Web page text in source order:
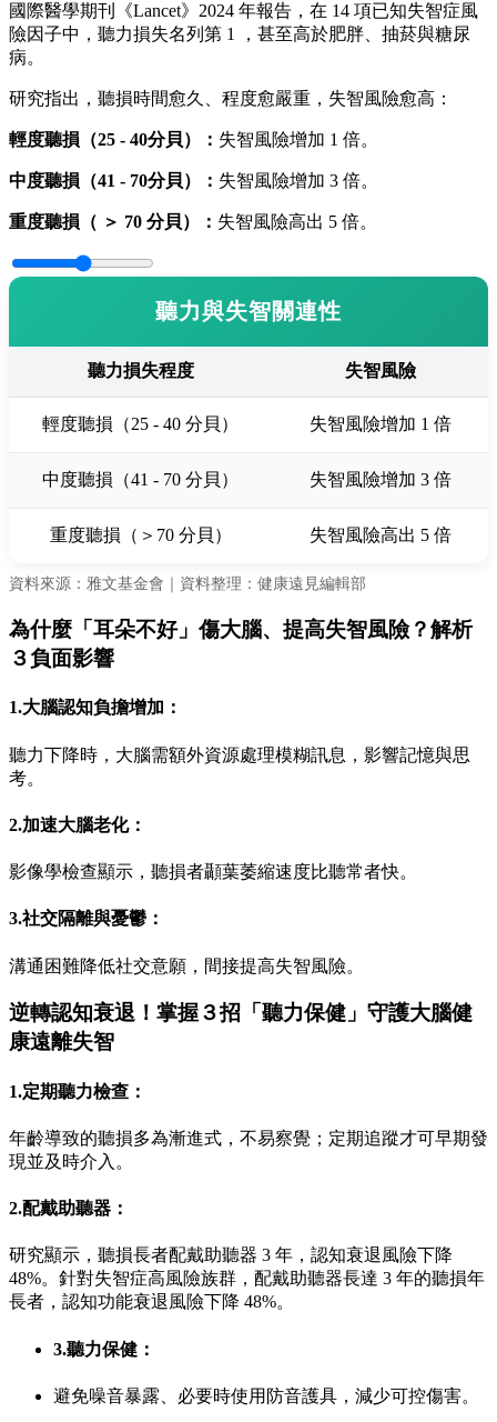
國際醫學期刊《Lancet》2024 年報告，在 14 項已知失智症風
險因子中，聽力損失名列第 1 ，甚至高於肥胖、抽菸與糖尿
病。
研究指出，聽損時間愈久、程度愈嚴重，失智風險愈高：
輕度聽損（25 - 40分貝）： 失智風險增加 1 倍。
中度聽損（41 - 70分貝）： 失智風險增加 3 倍。
重度聽損（ ＞ 70 分貝）： 失智風險高出 5 倍。
聽力與失智關連性
聽力損失程度 失智風險
輕度聽損（25 - 40 分貝） 失智風險增加 1 倍
中度聽損（41 - 70 分貝） 失智風險增加 3 倍
重度聽損（＞70 分貝） 失智風險高出 5 倍
資料來源：雅文基金會｜資料整理：健康遠見編輯部
為什麼「耳朵不好」傷大腦、提高失智風險？解析
３負面影響
1.大腦認知負擔增加：
聽力下降時，大腦需額外資源處理模糊訊息，影響記憶與思
考。
2.加速大腦老化：
影像學檢查顯示，聽損者顳葉萎縮速度比聽常者快。
3.社交隔離與憂鬱：
溝通困難降低社交意願，間接提高失智風險。
逆轉認知衰退！掌握３招「聽力保健」守護大腦健
康遠離失智
1.定期聽力檢查：
年齡導致的聽損多為漸進式，不易察覺；定期追蹤才可早期發
現並及時介入。
2.配戴助聽器：
研究顯示，聽損長者配戴助聽器 3 年，認知衰退風險下降
48%。針對失智症高風險族群，配戴助聽器長達 3 年的聽損年
長者，認知功能衰退風險下降 48%。
3.聽力保健：
避免噪音暴露、必要時使用防音護具，減少可控傷害。